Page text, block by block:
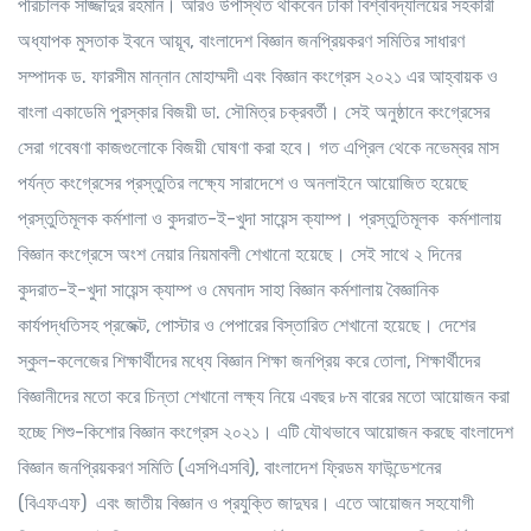
পরিচালক সাজ্জাদুর রহমান। আরও উপস্থিত থাকবেন ঢাকা বিশ্ববিদ্যালয়ের সহকারী
অধ্যাপক মুসতাক ইবনে আয়ূব, বাংলাদেশ বিজ্ঞান জনপ্রিয়করণ সমিতির সাধারণ
সম্পাদক ড. ফারসীম মান্নান মোহাম্মদী এবং বিজ্ঞান কংগ্রেস ২০২১ এর আহ্বায়ক ও
বাংলা একাডেমি পুরস্কার বিজয়ী ডা. সৌমিত্র চক্রবর্তী। সেই অনুষ্ঠানে কংগ্রেসের
সেরা গবেষণা কাজগুলোকে বিজয়ী ঘোষণা করা হবে। গত এপ্রিল থেকে নভেম্বর মাস
পর্যন্ত কংগ্রেসের প্রস্তুতির লক্ষ্যে সারাদেশে ও অনলাইনে আয়োজিত হয়েছে
প্রস্তুতিমূলক কর্মশালা ও কুদরাত-ই-খুদা সায়েন্স ক্যাম্প। প্রস্তুতিমূলক কর্মশালায়
বিজ্ঞান কংগ্রেসে অংশ নেয়ার নিয়মাবলী শেখানো হয়েছে। সেই সাথে ২ দিনের
কুদরাত-ই-খুদা সায়েন্স ক্যাম্প ও মেঘনাদ সাহা বিজ্ঞান কর্মশালায় বৈজ্ঞানিক
কার্যপদ্ধতিসহ প্রজেক্ট, পোস্টার ও পেপারের বিস্তারিত শেখানো হয়েছে। দেশের
স্কুল-কলেজের শিক্ষার্থীদের মধ্যে বিজ্ঞান শিক্ষা জনপ্রিয় করে তোলা, শিক্ষার্থীদের
বিজ্ঞানীদের মতো করে চিন্তা শেখানো লক্ষ্য নিয়ে এবছর ৮ম বারের মতো আয়োজন করা
হচ্ছে শিশু-কিশোর বিজ্ঞান কংগ্রেস ২০২১। এটি যৌথভাবে আয়োজন করছে বাংলাদেশ
বিজ্ঞান জনপ্রিয়করণ সমিতি (এসপিএসবি), বাংলাদেশ ফ্রিডম ফাউন্ডেশনের
(বিএফএফ) এবং জাতীয় বিজ্ঞান ও প্রযুক্তি জাদুঘর। এতে আয়োজন সহযোগী